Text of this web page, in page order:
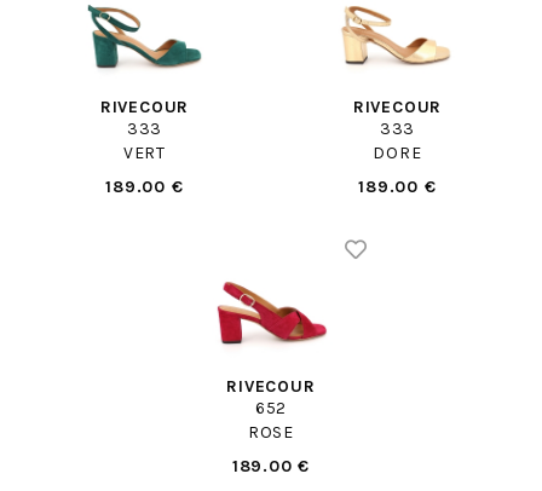
RIVECOUR
333
VERT
189.00 €
RIVECOUR
333
DORE
189.00 €
RIVECOUR
652
ROSE
189.00 €